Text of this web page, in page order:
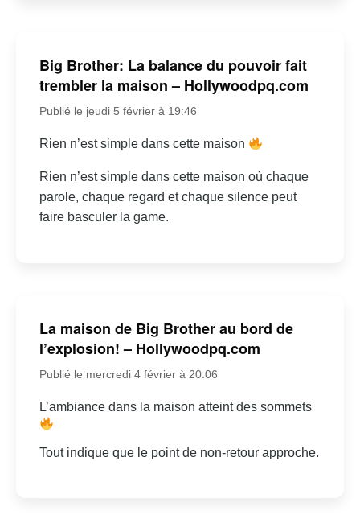
Big Brother: La balance du pouvoir fait
trembler la maison – Hollywoodpq.com
Publié le jeudi 5 février à 19:46
Rien n’est simple dans cette maison
Rien n’est simple dans cette maison où chaque
parole, chaque regard et chaque silence peut
faire basculer la game.
La maison de Big Brother au bord de
l’explosion! – Hollywoodpq.com
Publié le mercredi 4 février à 20:06
L’ambiance dans la maison atteint des sommets
Tout indique que le point de non-retour approche.